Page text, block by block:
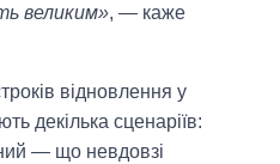
великим», — каже
відновлення у
декілька сценаріїв:
— що невдовзі